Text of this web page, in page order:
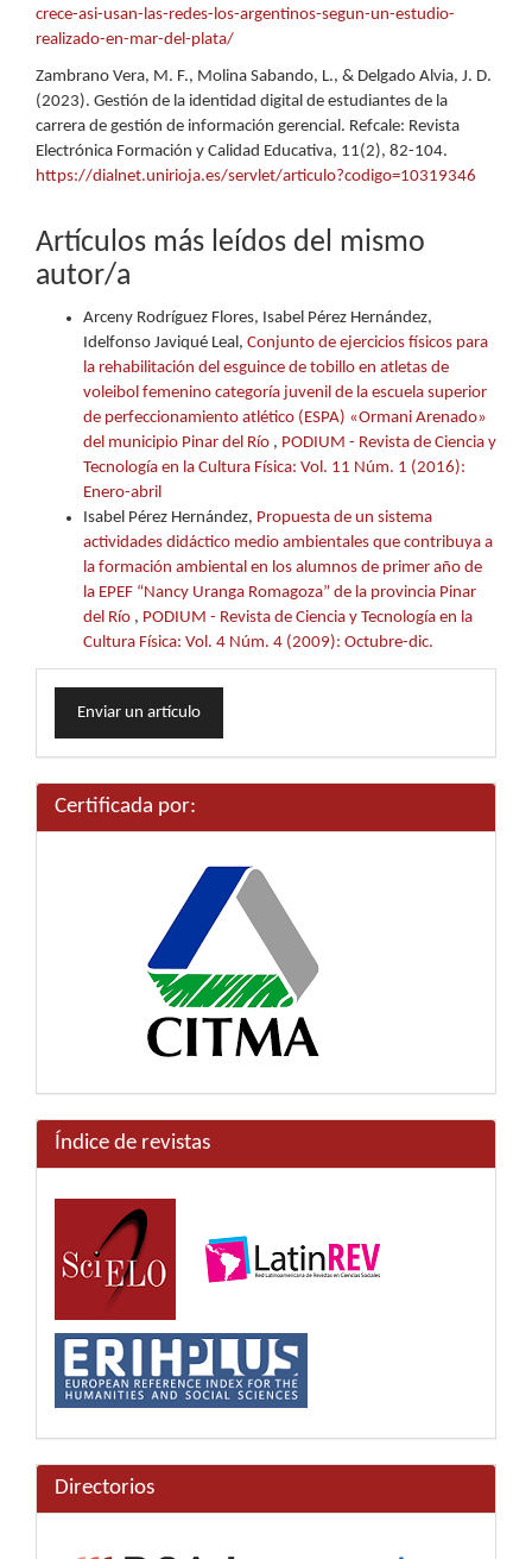
crece-asi-usan-las-redes-los-argentinos-segun-un-estudio-
realizado-en-mar-del-plata/
Zambrano Vera, M. F., Molina Sabando, L., & Delgado Alvia, J. D.
(2023). Gestión de la identidad digital de estudiantes de la
carrera de gestión de información gerencial. Refcale: Revista
Electrónica Formación y Calidad Educativa, 11(2), 82-104.
https://dialnet.unirioja.es/servlet/articulo?codigo=10319346
Artículos más leídos del mismo
autor/a
Arceny Rodríguez Flores, Isabel Pérez Hernández,
Idelfonso Javiqué Leal, Conjunto de ejercicios físicos para
la rehabilitación del esguince de tobillo en atletas de
voleibol femenino categoría juvenil de la escuela superior
de perfeccionamiento atlético (ESPA) «Ormani Arenado»
del municipio Pinar del Río , PODIUM - Revista de Ciencia y
Tecnología en la Cultura Física: Vol. 11 Núm. 1 (2016):
Enero-abril
Isabel Pérez Hernández, Propuesta de un sistema
actividades didáctico medio ambientales que contribuya a
la formación ambiental en los alumnos de primer año de
la EPEF “Nancy Uranga Romagoza” de la provincia Pinar
del Río , PODIUM - Revista de Ciencia y Tecnología en la
Cultura Física: Vol. 4 Núm. 4 (2009): Octubre-dic.
Enviar
un Enviar un artículo
Certificada por:
Índice de revistas
Directorios